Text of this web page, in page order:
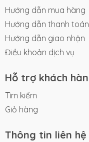
Hướng dẫn mua hàng
Hướng dẫn thanh toán
Hướng dẫn giao nhận
Điều khoản dịch vụ
Hỗ trợ khách
Tìm kiếm
Giỏ hàng
Thông tin liên hệ